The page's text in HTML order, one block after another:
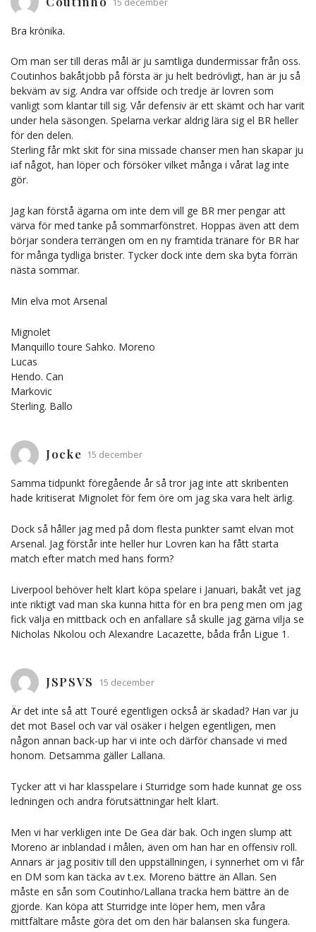
Bra krönika.
Om man ser till deras mål är ju samtliga dundermissar från oss.
Coutinhos bakåtjobb på första är ju helt bedrövligt, han är ju så
bekväm av sig. Andra var offside och tredje är lovren som
vanligt som klantar till sig. Vår defensiv är ett skämt och har varit
under hela säsongen. Spelarna verkar aldrig lära sig el BR heller
för den delen.
Sterling får mkt skit för sina missade chanser men han skapar ju
iaf något, han löper och försöker vilket många i vårat lag inte
gör.
Jag kan förstå ägarna om inte dem vill ge BR mer pengar att
värva för med tanke på sommarfönstret. Hoppas även att dem
börjar sondera terrängen om en ny framtida tränare för BR har
för många tydliga brister. Tycker dock inte dem ska byta förrän
nästa sommar.
Min elva mot Arsenal
Mignolet
Manquillo toure Sahko. Moreno
Lucas
Hendo. Can
Markovic
Sterling. Ballo
Jocke 15 december
Samma tidpunkt föregående år så tror jag inte att skribenten
hade kritiserat Mignolet för fem öre om jag ska vara helt ärlig.
Dock så håller jag med på dom flesta punkter samt elvan mot
Arsenal. Jag förstår inte heller hur Lovren kan ha fått starta
match efter match med hans form?
Liverpool behöver helt klart köpa spelare i Januari, bakåt vet jag
inte riktigt vad man ska kunna hitta för en bra peng men om jag
fick välja en mittback och en anfallare så skulle jag gärna vilja se
Nicholas Nkolou och Alexandre Lacazette, båda från Ligue 1.
JSPSVS 15 december
Är det inte så att Touré egentligen också är skadad? Han var ju
det mot Basel och var väl osäker i helgen egentligen, men
någon annan back-up har vi inte och därför chansade vi med
honom. Detsamma gäller Lallana.
Tycker att vi har klasspelare i Sturridge som hade kunnat ge oss
ledningen och andra förutsättningar helt klart.
Men vi har verkligen inte De Gea där bak. Och ingen slump att
Moreno är inblandad i målen, även om han har en offensiv roll.
Annars är jag positiv till den uppställningen, i synnerhet om vi får
en DM som kan täcka av t.ex. Moreno bättre än Allan. Sen
måste en sån som Coutinho/Lallana tracka hem bättre än de
gjorde. Kan köpa att Sturridge inte löper hem, men våra
mittfältare måste göra det om den här balansen ska fungera.